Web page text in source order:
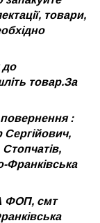
товари,
товар.За
:
Стопчатів,
Франківська
смт